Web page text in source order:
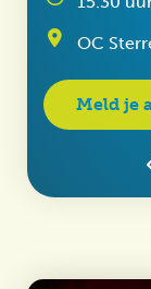
OC
Meld je